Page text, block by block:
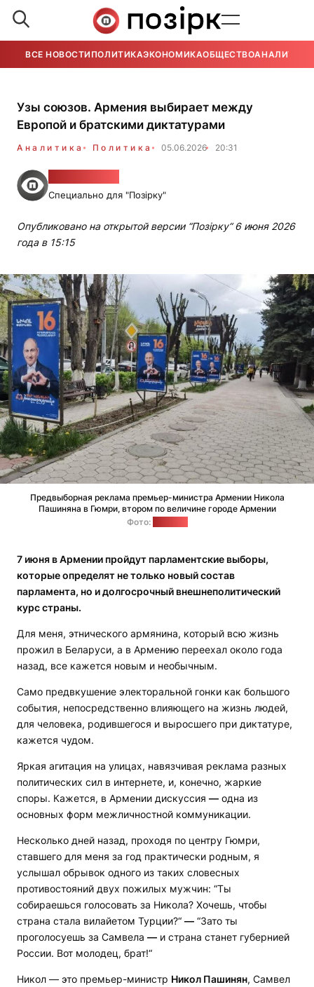
ВСЕ НОВОСТИ ПОЛИТИКАЭКОНОМИКАОБЩЕСТВОАНАЛИТИКА
Узы союзов. Армения выбирает между
Европой и братскими диктатурами
Аналитика Политика 05.06.2026 20:31
Специально для "Позірку"
Опубликовано на открытой версии “Позірку“ 6 июня 2026
года в 15:15
Предвыборная реклама премьер-министра Армении Никола
Пашиняна в Гюмри, втором по величине городе Армении
Фото:
7 июня в Армении пройдут парламентские выборы,
которыеопределят не только новыйсостав
парламента, но и долгосрочный внешнеполитический
курсстраны.
Для меня, этнического армянина, который всю жизнь
прожил в Беларуси, а в Армению переехал около года
назад, все кажется новым и необычным.
Само предвкушение электоральной гонки как большого
события, непосредственно влияющего на жизнь людей,
для человека, родившегося и выросшего при диктатуре,
кажется чудом.
Яркая агитация на улицах, навязчивая реклама разных
политических сил в интернете, и, конечно, жаркие
споры. Кажется, в Армении дискуссия — одна из
основных форм межличностной коммуникации.
Несколько дней назад, проходя по центру Гюмри,
ставшего для меня за год практически родным, я
услышал обрывок одного из таких словесных
противостояний двух пожилых мужчин: “Ты
собираешься голосовать за Никола? Хочешь, чтобы
страна стала вилайетом Турции?“ — “Зато ты
проголосуешь за Самвела — и страна станет губернией
России. Вот молодец, брат!“
Никол — это премьер-министр Никол Пашинян, Самвел